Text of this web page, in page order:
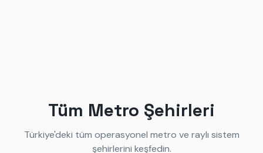
Tüm Metro Şehirleri
Türkiye'deki tüm operasyonel metro ve raylı sistem
şehirlerini keşfedin.